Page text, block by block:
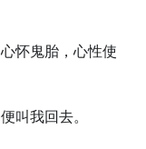
怀鬼胎，心性使
叫我回去。